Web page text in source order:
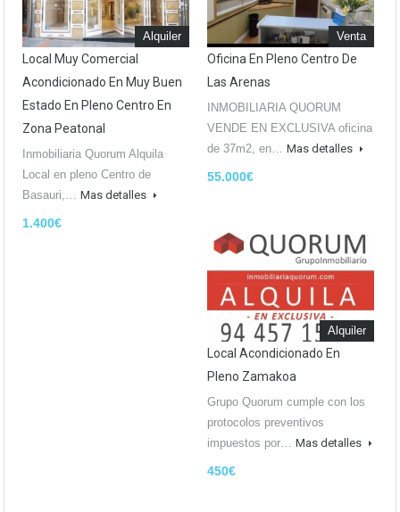
Alquiler
Local Muy Comercial
Acondicionado En Muy Buen
Estado En Pleno Centro En
Zona Peatonal
Inmobiliaria Quorum Alquila
Local en pleno Centro de
Basauri,… Mas detalles
1.400€
Venta
Oficina En Pleno Centro De
Las Arenas
INMOBILIARIA QUORUM
VENDE EN EXCLUSIVA oficina
de 37m2, en… Mas detalles
55.000€
Alquiler
Local Acondicionado En
Pleno Zamakoa
Grupo Quorum cumple con los
protocolos preventivos
impuestos por… Mas detalles
450€